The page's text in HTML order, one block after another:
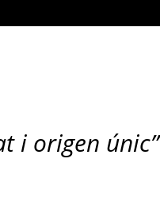
i origen únic”